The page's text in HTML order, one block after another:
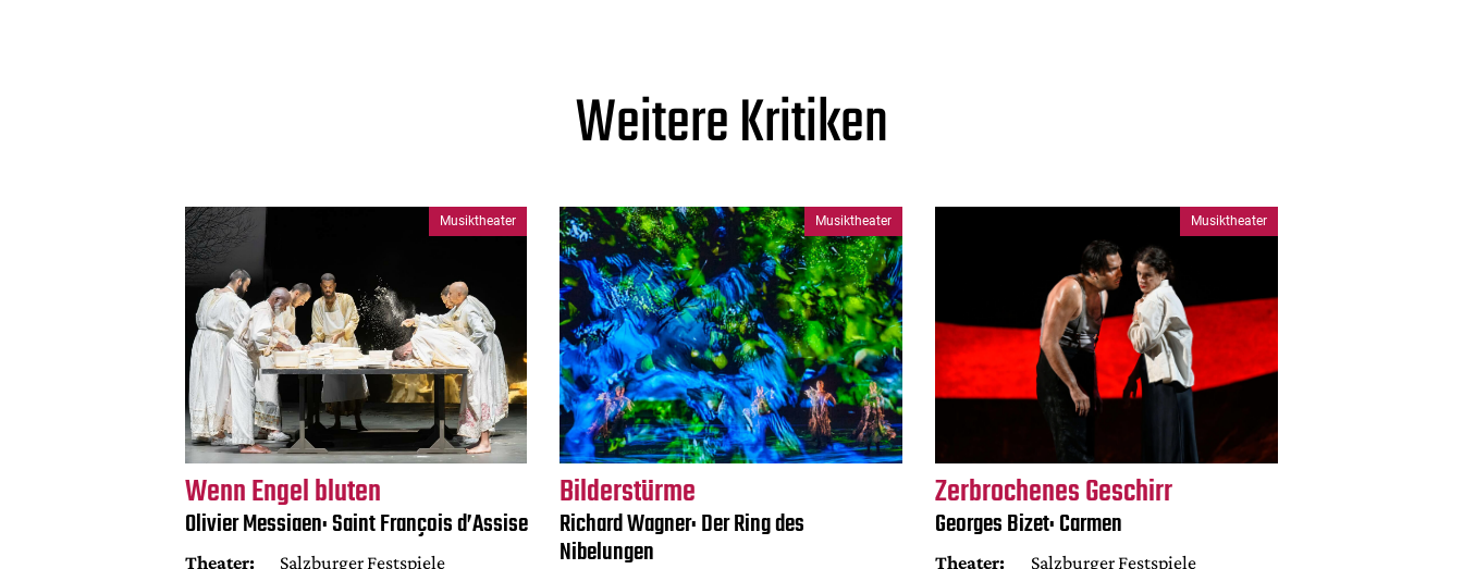
Weitere Kritiken
Musiktheater
Wenn Engel bluten
Olivier Messiaen: Saint François d’Assise
Theater: Salzburger Festspiele
Musiktheater
Bilderstürme
Richard Wagner: Der Ring des
Nibelungen
Musiktheater
Zerbrochenes Geschirr
Georges Bizet: Carmen
Theater: Salzburger Festspiele